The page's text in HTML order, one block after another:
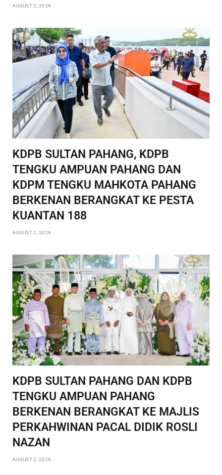
AUGUST 2, 2026
KDPB SULTAN PAHANG, KDPB
TENGKU AMPUAN PAHANG DAN
KDPM TENGKU MAHKOTA PAHANG
BERKENAN BERANGKAT KE PESTA
KUANTAN 188
AUGUST 2, 2026
KDPB SULTAN PAHANG DAN KDPB
TENGKU AMPUAN PAHANG
BERKENAN BERANGKAT KE MAJLIS
PERKAHWINAN PACAL DIDIK ROSLI
NAZAN
AUGUST 2, 2026